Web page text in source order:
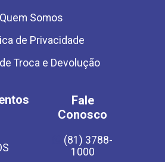
Quem Somos
de Privacidade
Troca e Devolução
Fale
Conosco
(81) 3788-
1000